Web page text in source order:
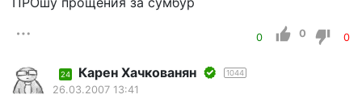
0 0 0
24 Карен Хачкованян 1044
26.03.2007 13:41